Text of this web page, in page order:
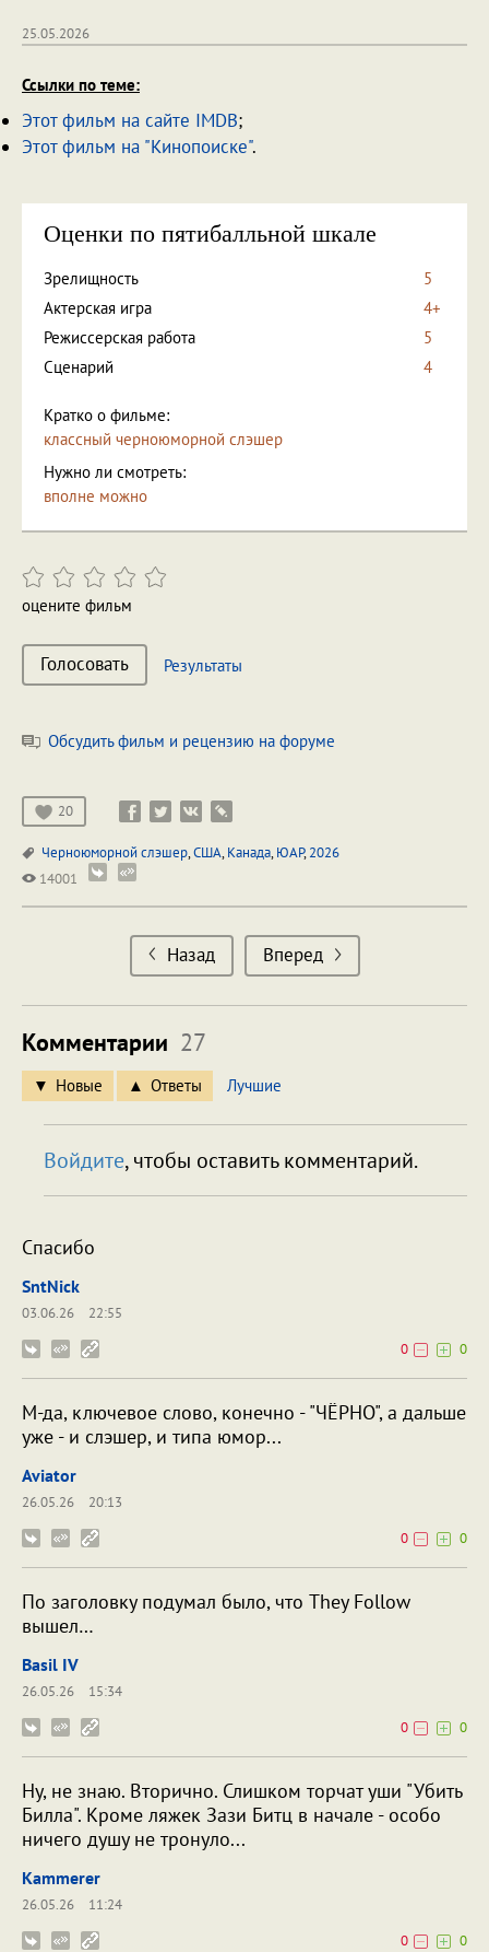
25.05.2026
Ссылки по теме:
Этот фильм на сайте IMDB;
Этот фильм на "Кинопоиске".
Оценки по пятибалльной шкале
Зрелищность
5
Актерская игра
4+
Режиссерская работа
5
Сценарий
4
Кратко о фильме:
классный черноюморной слэшер
Нужно ли смотреть:
вполне можно
оцените фильм
Голосовать Результаты
Обсудить фильм и рецензию на форуме
20
Черноюморной слэшер,США,Канада,ЮАР,2026
14001
Назад Вперед
Комментарии 27
Новые Ответы Лучшие
Войдите, чтобы оставить комментарий.
Спасибо
SntNick
03.06.26
22:55
0
0
М-да, ключевое слово, конечно - "ЧЁРНО", а дальше
уже - и слэшер, и типа юмор...
Aviator
26.05.26
20:13
0
0
По заголовку подумал было, что They Follow
вышел…
Bаsil IV
26.05.26
15:34
0
0
Ну, не знаю. Вторично. Слишком торчат уши "Убить
Билла". Кроме ляжек Зази Битц в начале - особо
ничего душу не тронуло...
Kammerer
26.05.26
11:24
0
0